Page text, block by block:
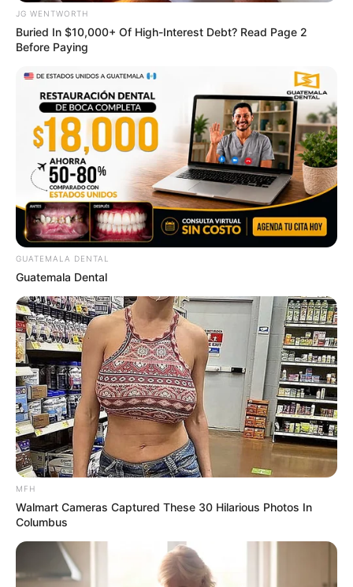
ดวงรายวัน 5 กันยายน 2565
5 ก.ย. 2022
ดวงรายวัน 4 กันยายน 2565
4 ก.ย. 2022
JG WENTWORTH
Buried In $10,000+ Of High-Interest Debt? Read Page 2
Before Paying
GUATEMALA DENTAL
Guatemala Dental
MFH
Walmart Cameras Captured These 30 Hilarious Photos In
Columbus